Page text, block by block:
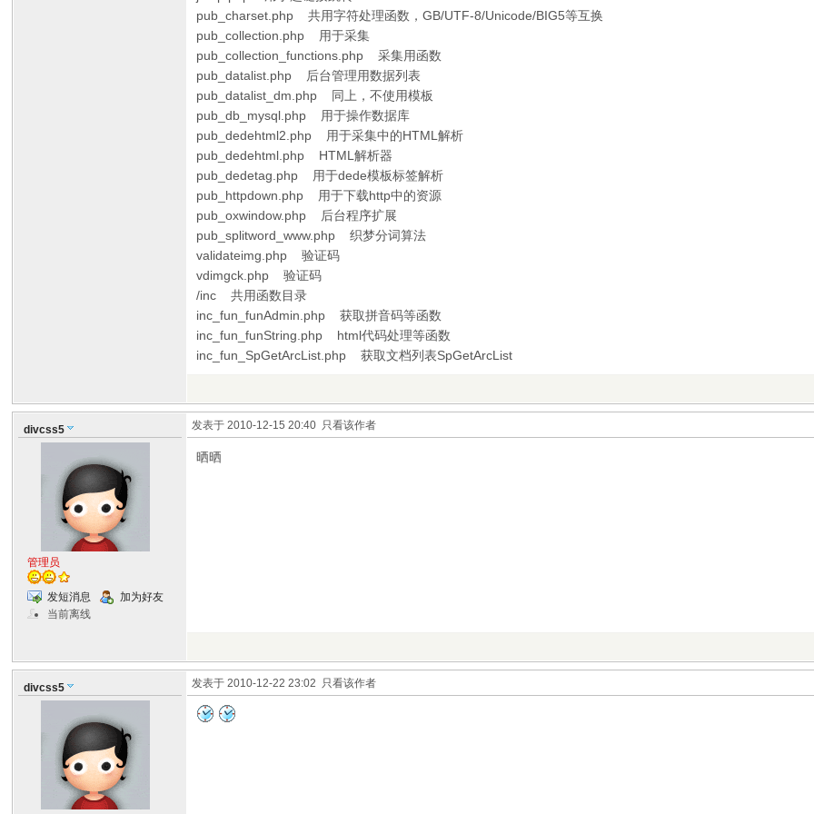
pub_charset.php 共用字符处理函数，GB/UTF-8/Unicode/BIG5等互换
pub_collection.php 用于采集
pub_collection_functions.php 采集用函数
pub_datalist.php 后台管理用数据列表
pub_datalist_dm.php 同上，不使用模板
pub_db_mysql.php 用于操作数据库
pub_dedehtml2.php 用于采集中的HTML解析
pub_dedehtml.php HTML解析器
pub_dedetag.php 用于dede模板标签解析
pub_httpdown.php 用于下载http中的资源
pub_oxwindow.php 后台程序扩展
pub_splitword_www.php 织梦分词算法
validateimg.php 验证码
vdimgck.php 验证码
/inc 共用函数目录
inc_fun_funAdmin.php 获取拼音码等函数
inc_fun_funString.php html代码处理等函数
inc_fun_SpGetArcList.php 获取文档列表SpGetArcList
divcss5
管理员
发短消息
加为好友
当前离线
发表于 2010-12-15 20:40 只看该作者
晒晒
divcss5 发表于 2010-12-22 23:02 只看该作者